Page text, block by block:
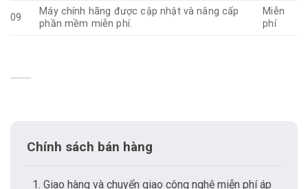
09
Máy chính hãng được cập nhật và nâng cấp
phần mềm miễn phí.
Miễn
phí
Chính sách bán hàng
Giao hàng và chuyển giao công nghệ miễn phí áp